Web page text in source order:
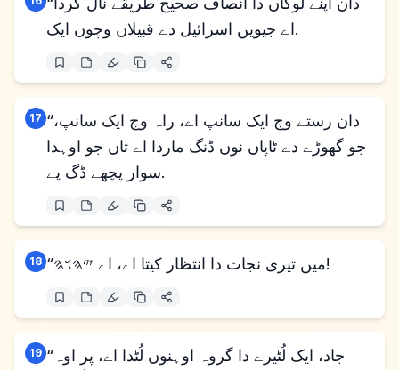
اے جیویں اسرائیل دے قبیلاں وچوں ایک.
17 “دان رستے وچ ایک سانپ اے، راہ وچ ایک سانپ،
جو گھوڑے دے ٹاپاں نوں ڈنگ ماردا اے تاں جو اوہدا
سوار پچھے ڈگ پے.
18 “میں تیری نجات دا انتظار کیتا اے، اے 𐤉𐤄𐤅𐤄!
19 “جاد، ایک لُٹیرے دا گروہ اوہنوں لُٹدا اے، پر اوہ